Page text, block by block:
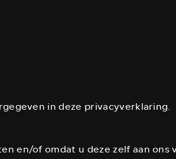
in deze privacyverklaring.
en/of omdat u deze zelf aan ons